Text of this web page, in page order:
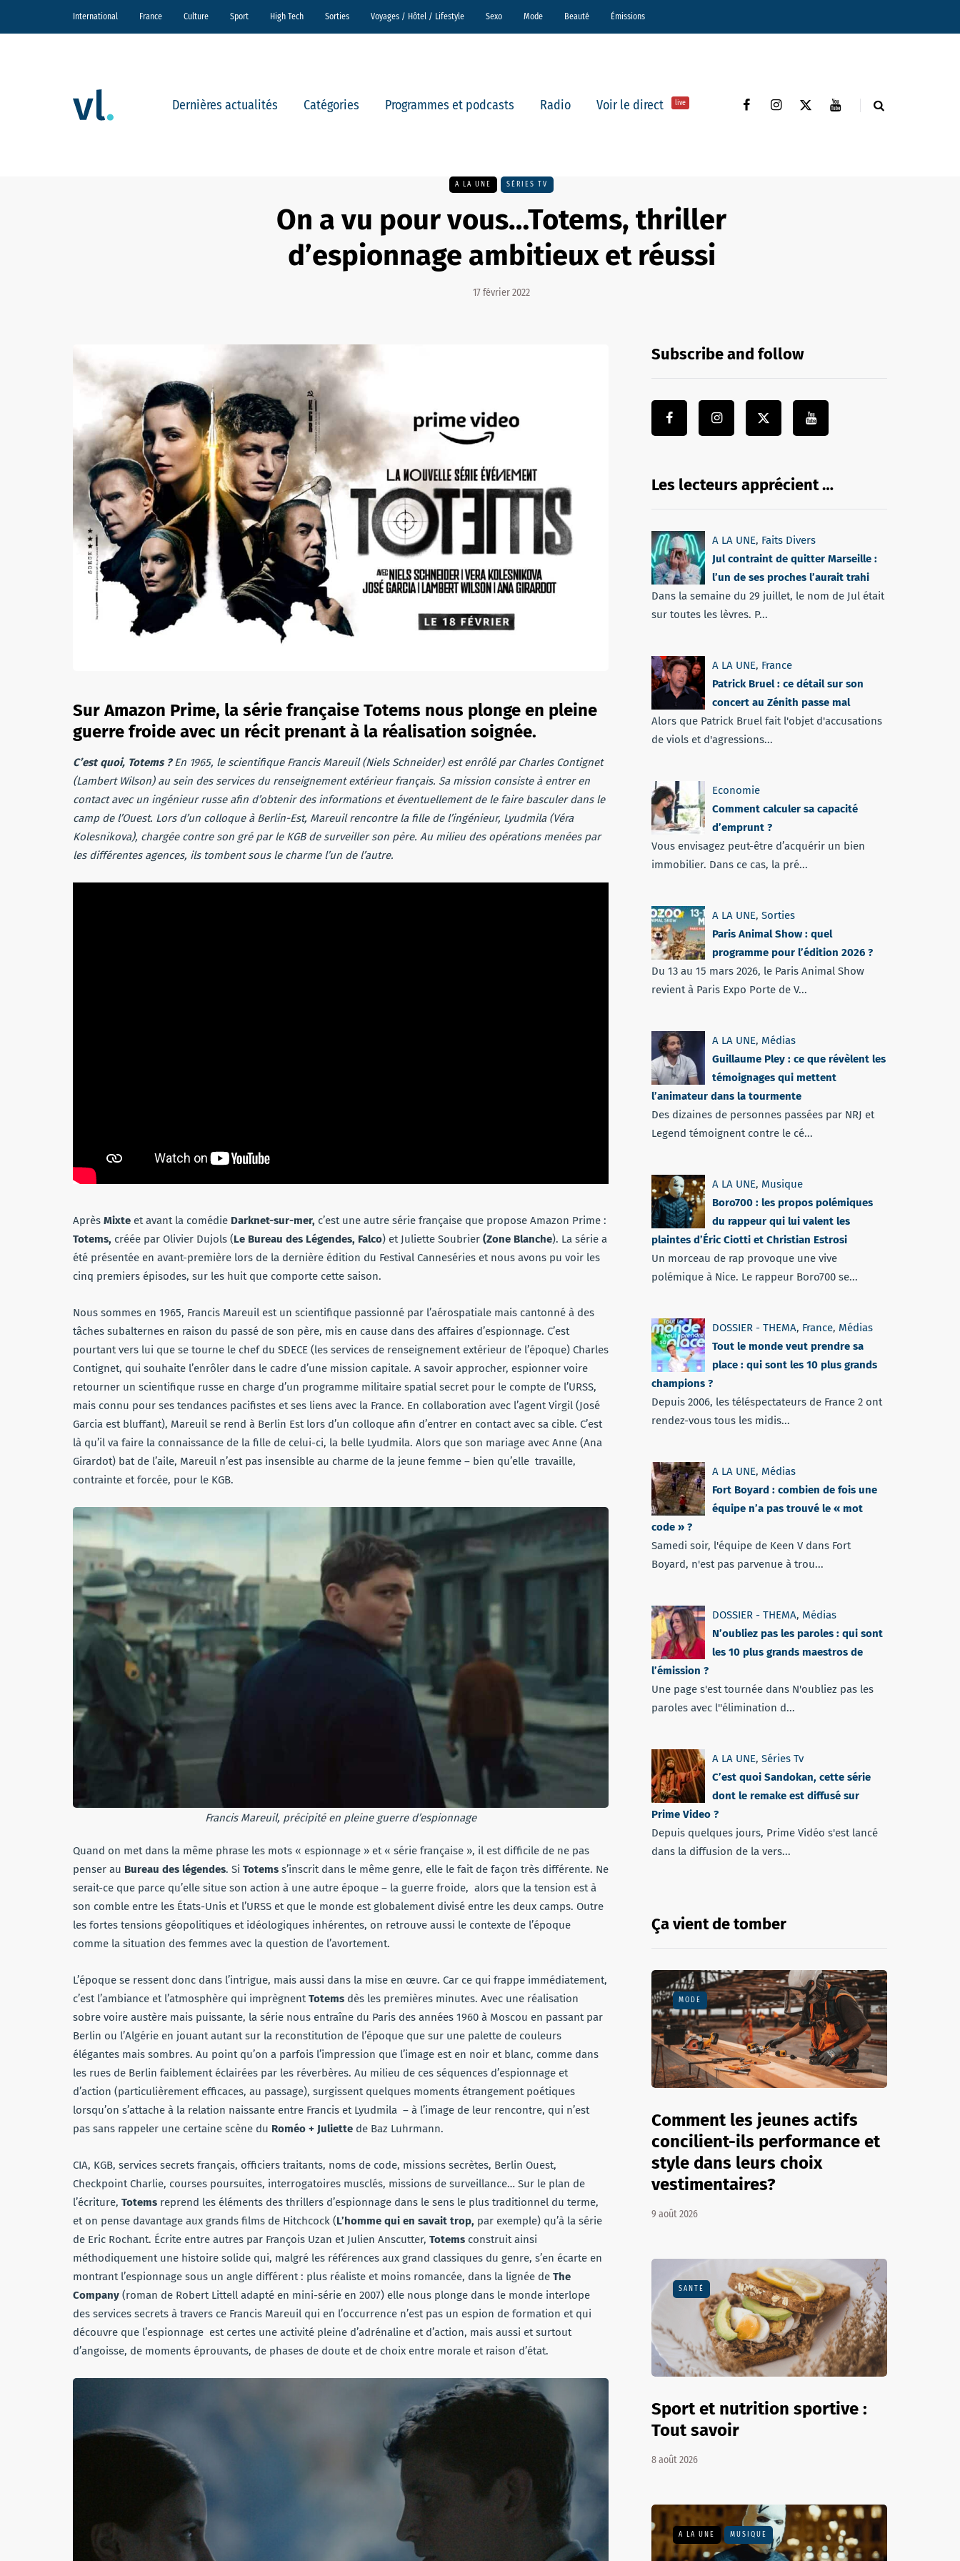
International France Culture Sport High Tech Sorties Voyages / Hôtel / Lifestyle Sexo Mode Beauté Émissions
Dernières actualités Catégories Programmes et podcasts Radio Voir le direct live
A LA UNE SÉRIES TV
On a vu pour vous…Totems, thriller
d’espionnage ambitieux et réussi
17 février 2022
Sur Amazon Prime, la série française Totems nous plonge en pleine
guerre froide avec un récit prenant à la réalisation soignée.
C’est quoi, Totems ?En 1965, le scientifique Francis Mareuil (Niels Schneider) est enrôlé par Charles Contignet
(Lambert Wilson) au sein des services du renseignement extérieur français. Sa mission consiste à entrer en
contact avec un ingénieur russe afin d’obtenir des informations et éventuellement de le faire basculer dans le
camp de l’Ouest. Lors d’un colloque à Berlin-Est, Mareuil rencontre la fille de l’ingénieur, Lyudmila (Véra
Kolesnikova), chargée contre son gré par le KGB de surveiller son père. Au milieu des opérations menées par
les différentes agences, ils tombent sous le charme l’un de l’autre.
Après Mixte et avant la comédie Darknet-sur-mer, c’est une autre série française que propose Amazon Prime :
Totems, créée par Olivier Dujols (Le Bureau des Légendes, Falco) et Juliette Soubrier (Zone Blanche). La série a
été présentée en avant-première lors de la dernière édition du Festival Canneséries et nous avons pu voir les
cinq premiers épisodes, sur les huit que comporte cette saison.
Nous sommes en 1965, Francis Mareuil est un scientifique passionné par l’aérospatiale mais cantonné à des
tâches subalternes en raison du passé de son père, mis en cause dans des affaires d’espionnage. C’est
pourtant vers lui que se tourne le chef du SDECE (les services de renseignement extérieur de l’époque) Charles
Contignet, qui souhaite l’enrôler dans le cadre d’une mission capitale. A savoir approcher, espionner voire
retourner un scientifique russe en charge d’un programme militaire spatial secret pour le compte de l’URSS,
mais connu pour ses tendances pacifistes et ses liens avec la France. En collaboration avec l’agent Virgil (José
Garcia est bluffant), Mareuil se rend à Berlin Est lors d’un colloque afin d’entrer en contact avec sa cible. C’est
là qu’il va faire la connaissance de la fille de celui-ci, la belle Lyudmila. Alors que son mariage avec Anne (Ana
Girardot) bat de l’aile, Mareuil n’est pas insensible au charme de la jeune femme – bien qu’elle travaille,
contrainte et forcée, pour le KGB.
Francis Mareuil, précipité en pleine guerre d’espionnage
Quand on met dans la même phrase les mots « espionnage » et « série française », il est difficile de ne pas
penser au Bureau des légendes. Si Totems s’inscrit dans le même genre, elle le fait de façon très différente. Ne
serait-ce que parce qu’elle situe son action à une autre époque – la guerre froide, alors que la tension est à
son comble entre les États-Unis et l’URSS et que le monde est globalement divisé entre les deux camps. Outre
les fortes tensions géopolitiques et idéologiques inhérentes, on retrouve aussi le contexte de l’époque
comme la situation des femmes avec la question de l’avortement.
L’époque se ressent donc dans l’intrigue, mais aussi dans la mise en œuvre. Car ce qui frappe immédiatement,
c’est l’ambiance et l’atmosphère qui imprègnent Totems dès les premières minutes. Avec une réalisation
sobre voire austère mais puissante, la série nous entraîne du Paris des années 1960 à Moscou en passant par
Berlin ou l’Algérie en jouant autant sur la reconstitution de l’époque que sur une palette de couleurs
élégantes mais sombres. Au point qu’on a parfois l’impression que l’image est en noir et blanc, comme dans
les rues de Berlin faiblement éclairées par les réverbères. Au milieu de ces séquences d’espionnage et
d’action (particulièrement efficaces, au passage), surgissent quelques moments étrangement poétiques
lorsqu’on s’attache à la relation naissante entre Francis et Lyudmila – à l’image de leur rencontre, qui n’est
pas sans rappeler une certaine scène du Roméo + Juliette de Baz Luhrmann.
CIA, KGB, services secrets français, officiers traitants, noms de code, missions secrètes, Berlin Ouest,
Checkpoint Charlie, courses poursuites, interrogatoires musclés, missions de surveillance… Sur le plan de
l’écriture, Totems reprend les éléments des thrillers d’espionnage dans le sens le plus traditionnel du terme,
et on pense davantage aux grands films de Hitchcock (L’homme qui en savait trop, par exemple) qu’à la série
de Eric Rochant. Écrite entre autres par François Uzan et Julien Anscutter, Totems construit ainsi
méthodiquement une histoire solide qui, malgré les références aux grand classiques du genre, s’en écarte en
montrant l’espionnage sous un angle différent : plus réaliste et moins romancée, dans la lignée de The
Company (roman de Robert Littell adapté en mini-série en 2007) elle nous plonge dans le monde interlope
des services secrets à travers ce Francis Mareuil qui en l’occurrence n’est pas un espion de formation et qui
découvre que l’espionnage est certes une activité pleine d’adrénaline et d’action, mais aussi et surtout
d’angoisse, de moments éprouvants, de phases de doute et de choix entre morale et raison d’état.
Subscribe and follow
Les lecteurs apprécient …
A LA UNE, Faits Divers
Jul contraint de quitter Marseille :
l’un de ses proches l’aurait trahi
Dans la semaine du 29 juillet, le nom de Jul était
sur toutes les lèvres. P...
A LA UNE, France
Patrick Bruel : ce détail sur son
concert au Zénith passe mal
Alors que Patrick Bruel fait l'objet d'accusations
de viols et d'agressions...
Economie
Comment calculer sa capacité
d’emprunt ?
Vous envisagez peut-être d’acquérir un bien
immobilier. Dans ce cas, la pré...
A LA UNE, Sorties
Paris Animal Show : quel
programme pour l’édition 2026 ?
Du 13 au 15 mars 2026, le Paris Animal Show
revient à Paris Expo Porte de V...
A LA UNE, Médias
Guillaume Pley : ce que révèlent les
témoignages qui mettent
l’animateur dans la tourmente
Des dizaines de personnes passées par NRJ et
Legend témoignent contre le cé...
A LA UNE, Musique
Boro700 : les propos polémiques
du rappeur qui lui valent les
plaintes d’Éric Ciotti et Christian Estrosi
Un morceau de rap provoque une vive
polémique à Nice. Le rappeur Boro700 se...
DOSSIER - THEMA, France, Médias
Tout le monde veut prendre sa
place : qui sont les 10 plus grands
champions ?
Depuis 2006, les téléspectateurs de France 2 ont
rendez-vous tous les midis...
A LA UNE, Médias
Fort Boyard : combien de fois une
équipe n’a pas trouvé le « mot
code » ?
Samedi soir, l'équipe de Keen V dans Fort
Boyard, n'est pas parvenue à trou...
DOSSIER - THEMA, Médias
N’oubliez pas les paroles : qui sont
les 10 plus grands maestros de
l’émission ?
Une page s'est tournée dans N'oubliez pas les
paroles avec l''élimination d...
A LA UNE, Séries Tv
C’est quoi Sandokan, cette série
dont le remake est diffusé sur
Prime Video ?
Depuis quelques jours, Prime Vidéo s'est lancé
dans la diffusion de la vers...
Ça vient de tomber
MODE
Comment les jeunes actifs
concilient-ils performance et
style dans leurs choix
vestimentaires?
9 août 2026
SANTÉ
Sport et nutrition sportive :
Tout savoir
8 août 2026
A LA UNE MUSIQUE